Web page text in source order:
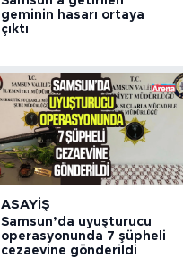
geminin hasarı ortaya
çıktı
ASAYIŞ
Samsun’da uyuşturucu
operasyonunda 7 şüpheli
cezaevine gönderildi